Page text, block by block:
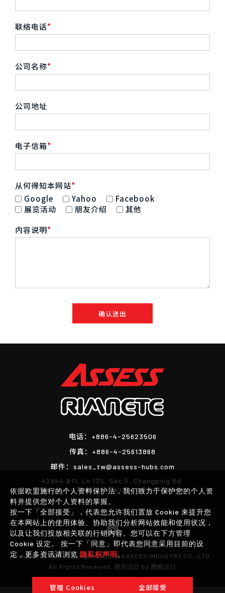
联络电话
公司名称
公司地址
电子信箱
从何得知本网站
Google
Yahoo
Facebook
展览活动
朋友介绍
其他
内容说明
确认送出
电话： +886-4-25623506
传真： +886-4-25613868
邮件： sales_tw@assess-hubs.com
42944 #11, Ln.135, Sec.5, Changping Rd.
Shengang District, Taichung City, Taiwan
Website DesignCopyright 2026 © ASSESS INDUSTRY CO., LTD.
All Rights Reserved. 網頁設計 by 覺醒設計
依据欧盟施行的个人资料保护法，我们致力于保护您的个人资
料并提供您对个人资料的掌握。
按一下「全部接受」，代表您允许我们置放 Cookie 来提升您
在本网站上的使用体验、协助我们分析网站效能和使用状况，
以及让我们投放相关联的行销内容。您可以在下方管理
Cookie 设定。 按一下「同意」即代表您同意采用目前的设
定，更多资讯请浏览隐私权声明。
管理 Cookies 全部接受